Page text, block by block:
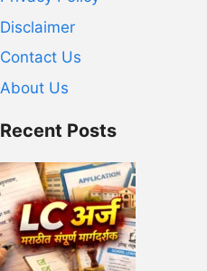
Disclaimer
Contact Us
About Us
Recent Posts